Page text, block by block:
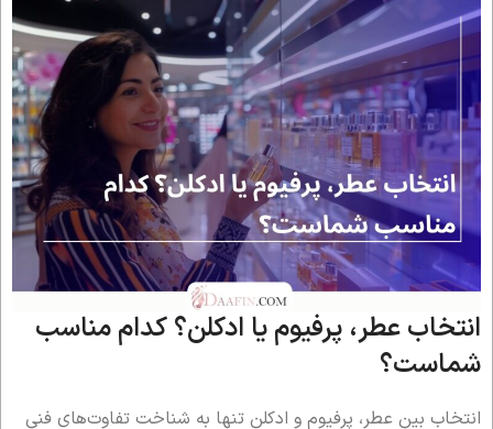
انتخاب عطر، پرفیوم یا ادکلن؟ کدام مناسب‌
شماست؟
انتخاب بین عطر، پرفیوم و ادکلن تنها به شناخت تفاوت‌های فنی